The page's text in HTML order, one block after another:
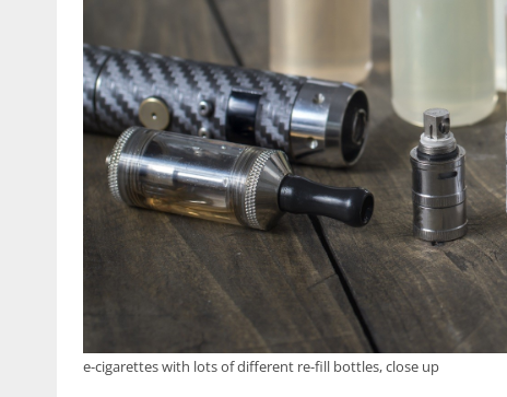
e-cigarettes with lots of different re-fill bottles, close up